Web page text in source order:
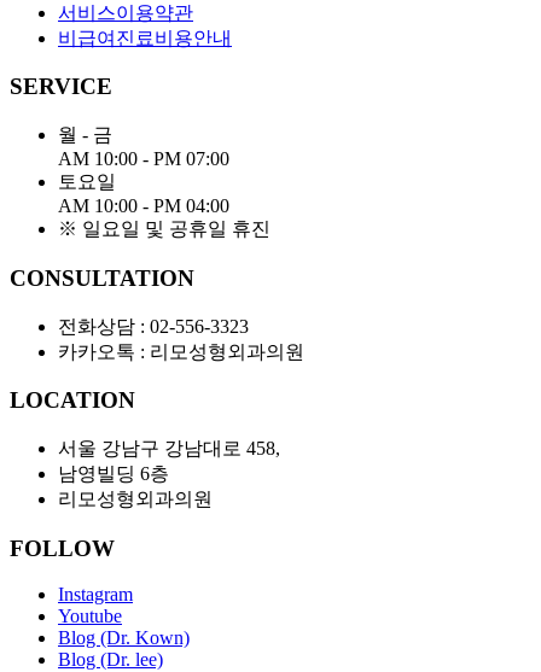
서비스이용약관
비급여진료비용안내
SERVICE
월 - 금
AM 10:00 - PM 07:00
토요일
AM 10:00 - PM 04:00
※ 일요일 및 공휴일 휴진
CONSULTATION
전화상담 : 02-556-3323
카카오톡 : 리모성형외과의원
LOCATION
서울 강남구 강남대로 458,
남영빌딩 6층
리모성형외과의원
FOLLOW
Instagram
Youtube
Blog (Dr. Kown)
Blog (Dr. lee)